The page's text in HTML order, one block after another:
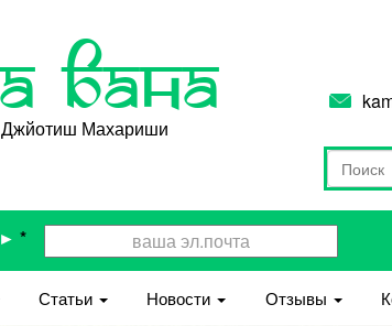
Вана
Махариши
Поиск
*
Статьи Новости Отзывы